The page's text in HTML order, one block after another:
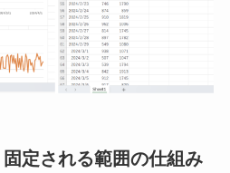
定される範囲の仕組み